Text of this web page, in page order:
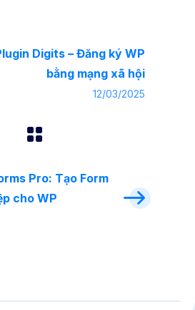
Digits – Đăng ký WP
bằng mạng xã hội
12/03/2025
Pro: Tạo Form
cho WP